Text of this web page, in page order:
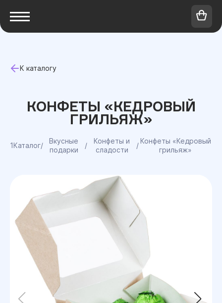
К каталогу
КОНФЕТЫ «КЕДРОВЫЙ
ГРИЛЬЯЖ»
1Каталог/
Вкусные
подарки
/
Конфеты и
сладости
/
Конфеты «Кедровый
грильяж»